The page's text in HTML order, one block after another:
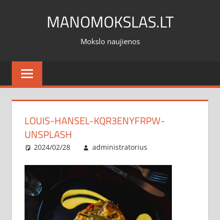
MANOMOKSLAS.LT
Mokslo naujienos
LOUIS-HANSEL-KQR3ENYFRPW-
UNSPLASH
2024/02/28 administratorius